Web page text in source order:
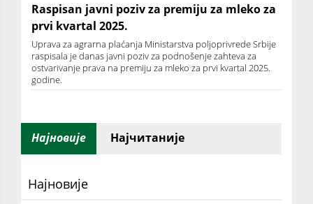
Raspisan javni poziv za premiju za mleko za
prvi kvartal 2025.
Uprava za agrarna plaćanja Ministarstva poljoprivrede Srbije
raspisala je danas javni poziv za podnošenje zahteva za
ostvarivanje prava na premiju za mleko za prvi kvartal 2025.
godine.
Најновије Најчитаније
Најновије